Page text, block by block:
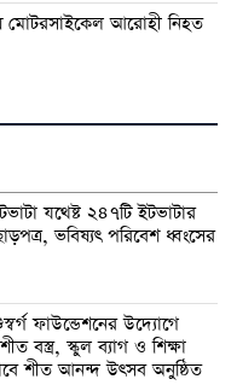
মোটরসাইকেল আরোহী নিহত
যথেষ্ট ২৪৭টি ইটভাটার
ভবিষ্যৎ পরিবেশ ধ্বংসের
ফাউন্ডেশনের উদ্যোগে
বস্ত্র, স্কুল ব্যাগ ও শিক্ষা
শীত আনন্দ উৎসব অনুষ্ঠিত